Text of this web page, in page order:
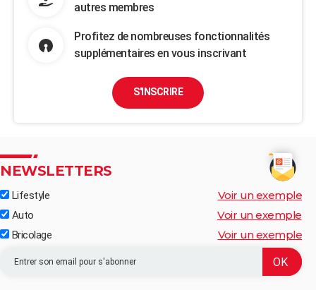
autres membres
Profitez de nombreuses fonctionnalités
supplémentaires en vous inscrivant
S'INSCRIRE
NEWSLETTERS
Lifestyle Voir un exemple
Auto Voir un exemple
Bricolage Voir un exemple